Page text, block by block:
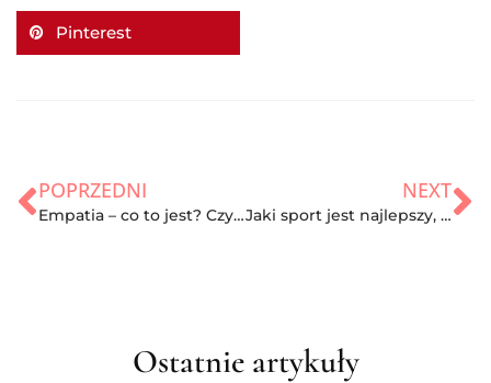
Pinterest
POPRZEDNI
Empatia – co to jest? Czy jesteś empatyczną osobą?
NEXT
Jaki sport jest najlepszy, aby szybko schudnąć? Doradzamy!
Ostatnie artykuły